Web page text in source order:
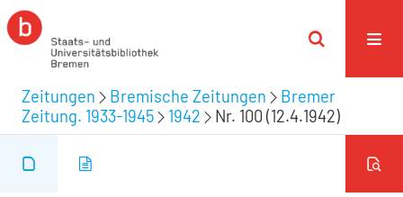
Zeitungen Bremische Zeitungen
Bremer
Zeitung. 1933-1945
1942 Nr. 100 (12.4.1942)